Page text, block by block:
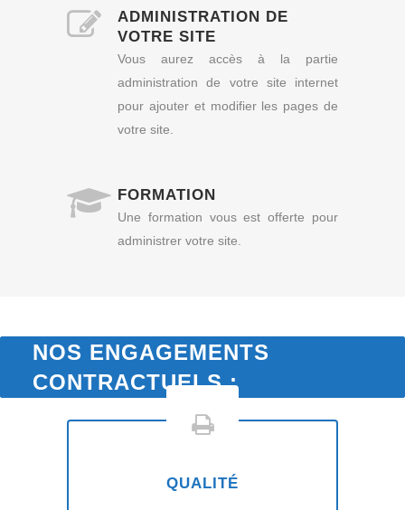
ADMINISTRATION DE
VOTRE SITE
Vous aurez accès à la partie
administration de votre site internet
pour ajouter et modifier les pages de
votre site.
FORMATION
Une formation vous est offerte pour
administrer votre site.
NOS ENGAGEMENTS
CONTRACTUELS :
QUALITÉ